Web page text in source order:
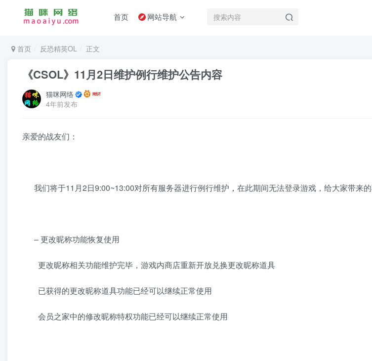
首页 网站导航
首页 反恐精英OL 正文
《CSOL》11月2日维护例行维护公告内容
猫咪网络
4年前发布
亲爱的战友们：
我们将于11月2日9:00~13:00对所有服务器进行例行维护 ， 在此期间无法登录游戏，给大家带来的
– 更改昵称功能恢复使用
更改昵称相关功能维护完毕，游戏内商店重新开放兑换更改昵称道具
已获得的更改昵称道具功能已经可以继续正常使用
会员之家中的修改昵称特权功能已经可以继续正常使用